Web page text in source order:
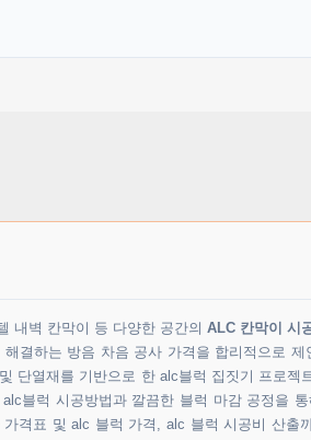
내벽 칸막이 등 다양한 공간의 ALC 칸막이 시
결하는 방음 차음 공사 가격을 합리적으로 제
단열재를 기반으로 한 alc블럭 집짓기 프로젝
블럭 시공방법과 깔끔한 블럭 마감 공정을
격표 및 alc 블럭 가격, alc 블럭 시공비 산출